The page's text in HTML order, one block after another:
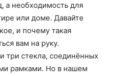
а необходимость для
или доме. Давайте
и почему такая
вам на руку.
три стекла, соединённых
рамками. Но в нашем